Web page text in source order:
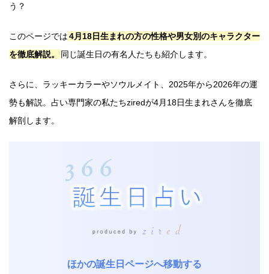
う？
このページでは4月18日生まれの方の性格や男女別のキャラクター
を徹底解説。
同じ誕生日の有名人たちも紹介します。
さらに、ラッキーカラーやソウルメイト、2025年から2026年の運
勢も解説。占い専門家の私たちziredが4月18日生まれさんを徹底
解剖します。
ほかの誕生日ページへ移動する